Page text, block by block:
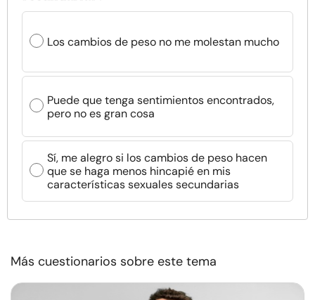
Los cambios de peso no me molestan mucho
Puede que tenga sentimientos encontrados,
pero no es gran cosa
Sí, me alegro si los cambios de peso hacen
que se haga menos hincapié en mis
características sexuales secundarias
Más cuestionarios sobre este tema